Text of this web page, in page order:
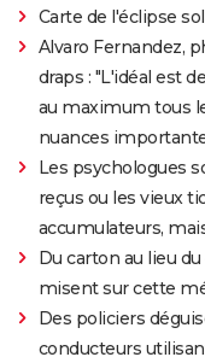
Carte de l'éclipse
Alvaro Fernandez,
draps : "L'idéal est
au maximum tous
nuances
Les psychologues
reçus ou les vieux
accumulateurs,
Du carton au lieu
misent sur cette
Des policiers
conducteurs